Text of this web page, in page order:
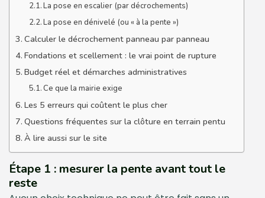
La pose en escalier (par décrochements)
La pose en dénivelé (ou « à la pente »)
Calculer le décrochement panneau par panneau
Fondations et scellement : le vrai point de rupture
Budget réel et démarches administratives
Ce que la mairie exige
Les 5 erreurs qui coûtent le plus cher
Questions fréquentes sur la clôture en terrain pentu
À lire aussi sur le site
Étape 1 : mesurer la pente avant tout le
reste